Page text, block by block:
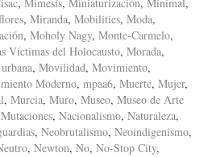
, Miranda, Mobilities, Moda,
, Moholy Nagy, Monte-Carmelo,
Víctimas del Holocausto, Morada,
, Movilidad, Movimiento,
Moderno, mpaa6, Muerte, Mujer,
, Murcia, Muro, Museo, Museo de Arte
Mutaciones, Nacionalismo, Naturaleza,
, Neobrutalismo, Neoindigenismo,
, Newton, No, No-Stop City,